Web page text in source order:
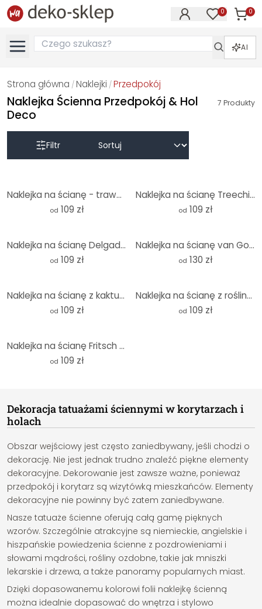
0 0
AI
Strona główna / Naklejki /Przedpokój
Naklejka Ścienna Przedpokój & Hol
Deco
7 Produkty
Filtr
Naklejka na ścianę - trawa wydmowa - okrągła
od 109 zł
Naklejka na ścianę Treechild - Radość życia kolorowych ludzi - Okrągła
od 109 zł
Naklejka na ścianę Delgado - Magia łąki - Okrągła
od 109 zł
Naklejka na ścianę van Gogh - Kwiat migdałowca róża - Okrągła
od 130 zł
Naklejka na ścianę z kaktusem - Sisi & Seb - okrągła
od 109 zł
Naklejka na ścianę z roślinami - Kwitnące bonsai - Okrągła - Amini
od 109 zł
Naklejka na ścianę Fritsch - Przyjazne powitanie - Okrągła
od 109 zł
Dekoracja tatuażami ściennymi w korytarzach i
holach
Obszar wejściowy jest często zaniedbywany, jeśli chodzi o
dekorację. Nie jest jednak trudno znaleźć piękne elementy
dekoracyjne. Dekorowanie jest zawsze ważne, ponieważ
przedpokój i korytarz są wizytówką mieszkańców. Elementy
dekoracyjne nie powinny być zatem zaniedbywane.
Nasze tatuaże ścienne oferują całą gamę pięknych
wzorów. Szczególnie atrakcyjne są niemieckie, angielskie i
hiszpańskie powiedzenia ścienne z pozdrowieniami i
słowami mądrości, rośliny ozdobne, takie jak mniszki
lekarskie i drzewa, a także panoramy popularnych miast.
Dzięki dopasowanemu kolorowi folii naklejkę ścienną
można idealnie dopasować do wnętrza i stylowo